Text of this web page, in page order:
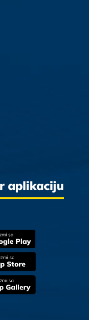
aplikaciju